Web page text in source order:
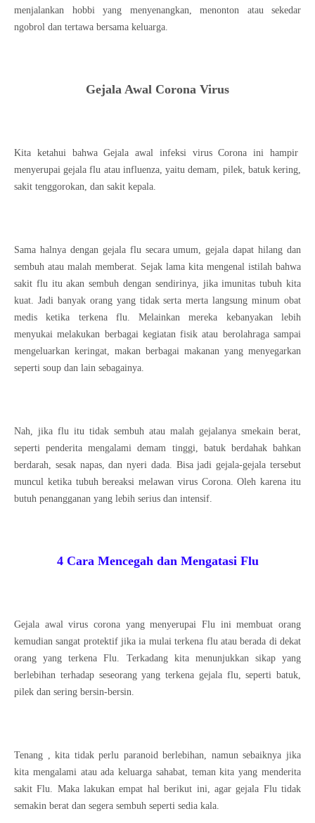
menjalankan hobbi yang menyenangkan, menonton atau sekedar
ngobrol dan tertawa bersama keluarga.
Gejala Awal Corona Virus
Kita ketahui bahwa Gejala awal infeksi virus Corona ini hampir
menyerupai gejala flu atau influenza, yaitu demam, pilek, batuk kering,
sakit tenggorokan, dan sakit kepala.
Sama halnya dengan gejala flu secara umum, gejala dapat hilang dan
sembuh atau malah memberat. Sejak lama kita mengenal istilah bahwa
sakit flu itu akan sembuh dengan sendirinya, jika imunitas tubuh kita
kuat. Jadi banyak orang yang tidak serta merta langsung minum obat
medis ketika terkena flu. Melainkan mereka kebanyakan lebih
menyukai melakukan berbagai kegiatan fisik atau berolahraga sampai
mengeluarkan keringat, makan berbagai makanan yang menyegarkan
seperti soup dan lain sebagainya.
Nah, jika flu itu tidak sembuh atau malah gejalanya smekain berat,
seperti penderita mengalami demam tinggi, batuk berdahak bahkan
berdarah, sesak napas, dan nyeri dada. Bisa jadi gejala-gejala tersebut
muncul ketika tubuh bereaksi melawan virus Corona. Oleh karena itu
butuh penangganan yang lebih serius dan intensif.
4 Cara Mencegah dan Mengatasi Flu
Gejala awal virus corona yang menyerupai Flu ini membuat orang
kemudian sangat protektif jika ia mulai terkena flu atau berada di dekat
orang yang terkena Flu. Terkadang kita menunjukkan sikap yang
berlebihan terhadap seseorang yang terkena gejala flu, seperti batuk,
pilek dan sering bersin-bersin.
Tenang , kita tidak perlu paranoid berlebihan, namun sebaiknya jika
kita mengalami atau ada keluarga sahabat, teman kita yang menderita
sakit Flu. Maka lakukan empat hal berikut ini, agar gejala Flu tidak
semakin berat dan segera sembuh seperti sedia kala.